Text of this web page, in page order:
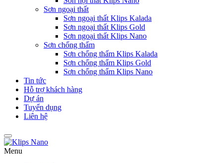
Sơn ngoại thất
Sơn ngoại thất Klips Kalada
Sơn ngoại thất Klips Gold
Sơn ngoại thất Klips Nano
Sơn chống thấm
Sơn chống thấm Klips Kalada
Sơn chống thấm Klips Gold
Sơn chống thấm Klips Nano
Tin tức
Hỗ trợ khách hàng
Dự án
Tuyển dụng
Liên hệ
Menu